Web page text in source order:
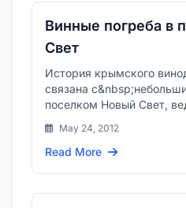
Винные погреба в
Свет
История крымского
связана
поселком Новый Свет,
в&nbsp;19 веке князь Лев
May 24, 2012
Read More